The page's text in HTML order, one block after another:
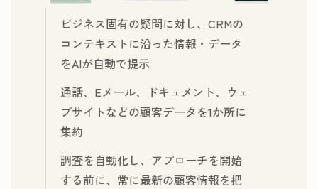
communications at any time. For more information, check out our
Privacy Policy.ビジネス固有の疑問に対し、CRMの
コンテキストに沿った情報・データ
をAIが自動で提示
通話、Eメール、ドキュメント、ウェ
ブサイトなどの顧客データを1か所に
集約
調査を自動化し、アプローチを開始
する前に、常に最新の顧客情報を把